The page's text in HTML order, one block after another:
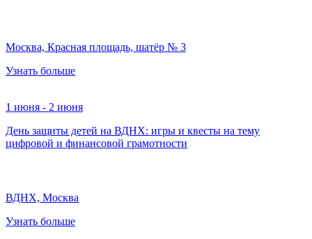
Москва, Красная площадь, шатёр № 3
Узнать больше
1 июня - 2 июня
День защиты детей на ВДНХ: игры и квесты на тему
цифровой и финансовой грамотности
ВДНХ, Москва
Узнать больше